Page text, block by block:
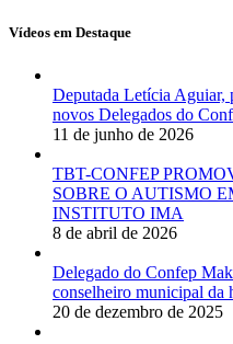
Vídeos em Destaque
Deputada Letícia Aguiar,
novos Delegados do
11 de junho de 2026
TBT-CONFEP
SOBRE O AUTISMO
INSTITUTO IMA
8 de abril de 2026
Delegado do Confep
conselheiro municipal da
20 de dezembro de 2025